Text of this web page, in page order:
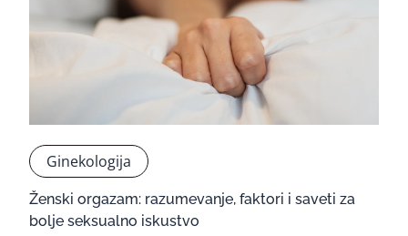
Ginekologija
Ženski orgazam: razumevanje, faktori i saveti za
bolje seksualno iskustvo